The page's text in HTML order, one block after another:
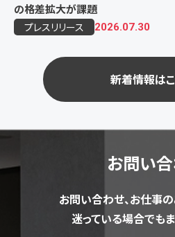
の格差拡大が課題
プレスリリース 2026.07.30
新着情報は
お問い
お問い合わせ、お仕事
迷っている場合でも